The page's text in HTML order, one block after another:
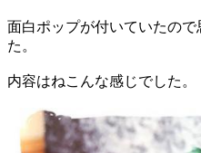
面白ポップが付いていたの
た。
内容はねこんな感じでした。